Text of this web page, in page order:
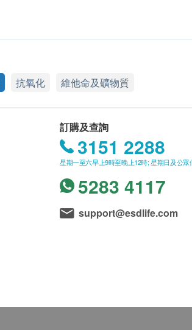
抗氧化 維他命及礦物質
訂購及查詢
3151 2288
星期一至六早上9時至晚上12時; 星期日及公眾
5283 4117
support@esdlife.com